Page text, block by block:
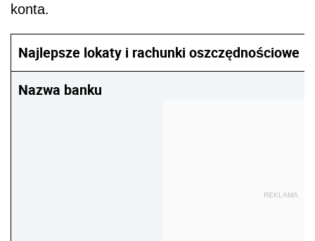
konta.
Najlepsze lokaty i rachunki oszczędnościowe
Nazwa banku
REKLAMA